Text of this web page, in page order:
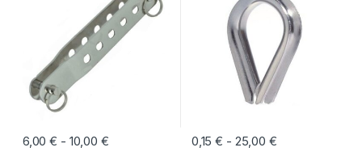
6,00€ - 10,00 €Rango de precios: desde 6,00 € hasta 10,00 €
Este producto tiene múltiples variantes. Las opciones se pueden
0,15€ - 25,00 €Rango de
Este producto tiene múltiples